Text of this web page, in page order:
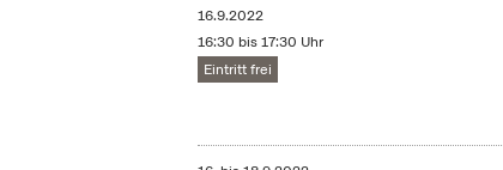
16.9.2022
16:30 bis 17:30 Uhr
Eintritt frei